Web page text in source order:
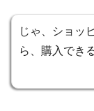
じゃ、ショッ
ら、購入でき